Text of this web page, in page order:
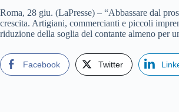
Roma, 28 giu. (LaPresse) – “Abbassare dal
crescita. Artigiani, commercianti e piccoli
riduzione della soglia del contante almeno per
Facebook Twitter